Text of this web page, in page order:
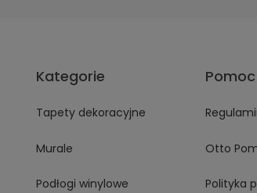
Kategorie
Tapety dekoracyjne
Murale
Podłogi winylowe
Pomoc
Otto
Polityka